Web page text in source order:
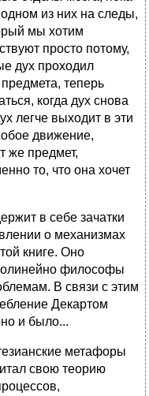
из них на следы,
мы хотим
просто потому,
дух проходил
теперь
когда дух снова
легче выходит в эти
движение,
же предмет,
то, что она хочет
в себе зачатки
о механизмах
книге. Оно
философы
В связи с этим
Декартом
и было...
метафоры
свою теорию